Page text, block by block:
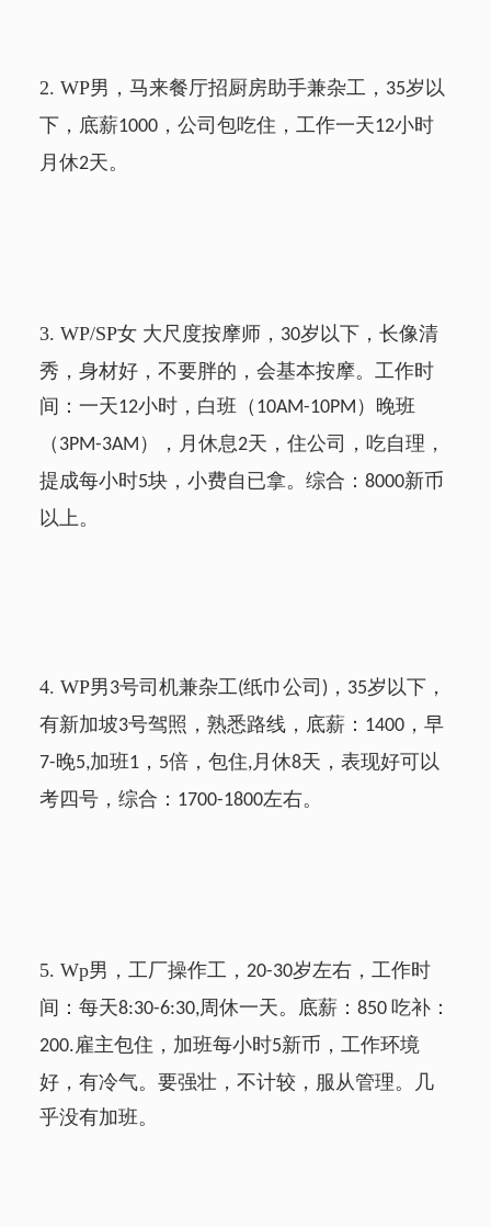
2. WP男，马来餐厅招厨房助手兼杂工， 35岁以
下，底薪1000，公司包吃住，工作一天12小时
月休2天。
3. WP/SP女 大尺度按摩师， 30岁以下，长像清
秀，身材好，不要胖的，会基本按摩。工作时
间：一天12小时，白班（ 10AM-10PM ）晚班
（ 3PM-3AM ），月休息2天，住公司，吃自理，
提成每小时5块，小费自已拿。综合： 8000新币
以上。
4. WP男3号司机兼杂工(纸巾公司 )， 35岁以下，
有新加坡3号驾照，熟悉路线，底薪： 1400，早
7-晚5,加班1 ， 5倍，包住,月休8天，表现好可以
考四号，综合： 1700-1800左右。
5. Wp男，工厂操作工， 20-30岁左右，工作时
间：每天8:30-6:30,周休一天。底薪： 850 吃补：
200. 雇主包住，加班每小时5新币，工作环境
好，有冷气。要强壮，不计较，服从管理。几
乎没有加班。